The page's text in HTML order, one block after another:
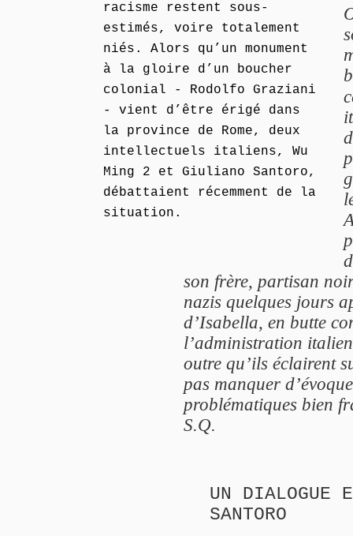
racisme restent sous-
estimés, voire totalement
niés. Alors qu’un monument
à la gloire d’un boucher
colonial - Rodolfo Graziani
- vient d’être érigé dans
la province de Rome, deux
intellectuels italiens, Wu
Ming 2 et Giuliano Santoro,
débattaient récemment de la
situation.
son frère, partisan
nazis quelques jours
d’Isabella, en butte
l’administration
outre qu’ils éclairent
pas manquer
problématiques bien
S.Q.
UN DIALOGUE
SANTORO